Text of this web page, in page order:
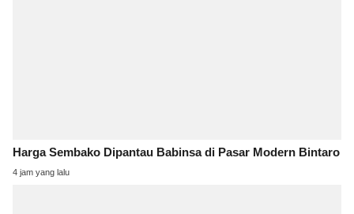
Harga Sembako Dipantau Babinsa di Pasar Modern Bintaro
4 jam yang lalu